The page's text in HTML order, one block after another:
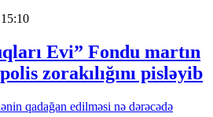
Evi” Fondu martın
zorakılığını pisləyib